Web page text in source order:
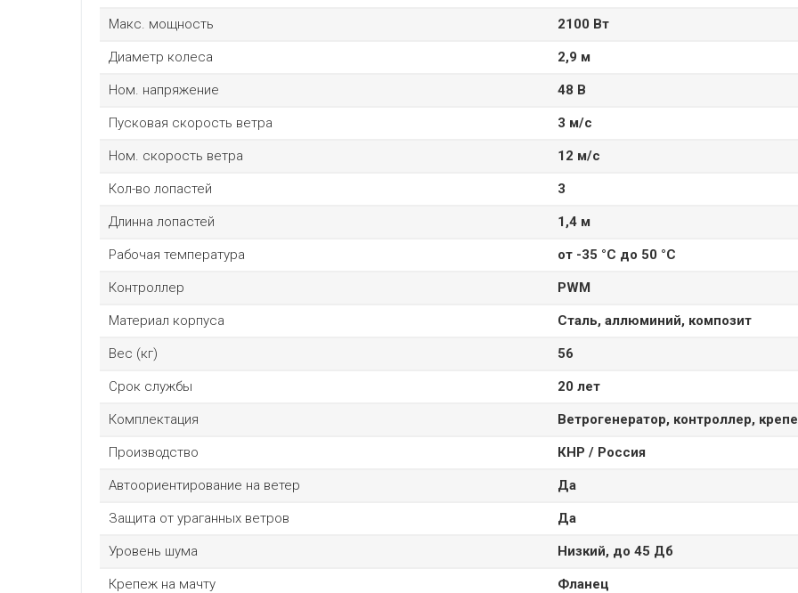
Макс. мощность 2100 Вт
Диаметр колеса 2,9 м
Ном. напряжение 48 В
Пусковая скорость ветра 3 м/с
Ном. скорость ветра 12 м/с
Кол-во лопастей 3
Длинна лопастей 1,4 м
Рабочая температура от -35 °C до 50 °C
Контроллер PWM
Материал корпуса Сталь, аллюминий, композит
Вес (кг) 56
Срок службы 20 лет
Комплектация Ветрогенератор, контроллер,
Производство КНР / Россия
Автоориентирование на ветер Да
Защита от ураганных ветров Да
Уровень шума Низкий, до 45 Дб
Крепеж на мачту Фланец